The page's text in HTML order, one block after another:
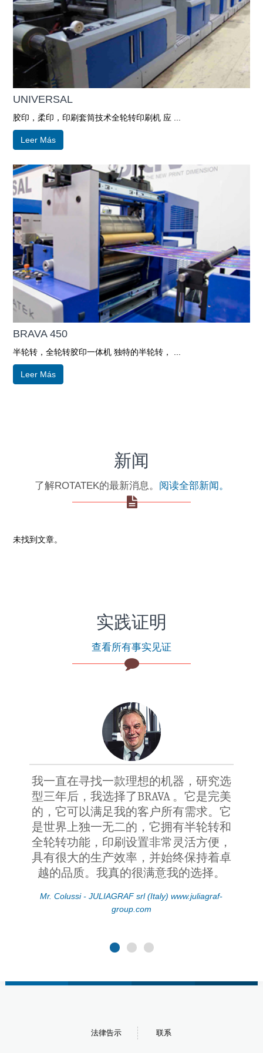
UNIVERSAL
胶印，柔印，印刷套筒技术全轮转印刷机 应 ...
Leer Más
BRAVA 450
半轮转，全轮转胶印一体机 独特的半轮转， ...
Leer Más
新闻
了解ROTATEK的最新消息。 阅读全部新闻。
未找到文章。
实践证明
查看所有事实见证
我一直在寻找一款理想的机器，研究选
型三年后，我选择了BRAVA 。它是完美
的，它可以满足我的客户所有需求。它
是世界上独一无二的，它拥有半轮转和
全轮转功能，印刷设置非常灵活方便，
具有很大的生产效率，并始终保持着卓
越的品质。我真的很满意我的选择。
Mr. Colussi - JULIAGRAF srl (Italy) www.juliagraf-
group.com
法律告示 联系